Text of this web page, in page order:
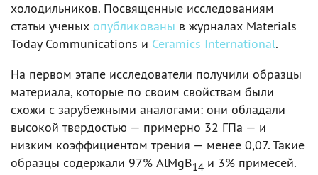
холодильников. Посвященные исследованиям
статьи ученых опубликованы в журналах Materials
Today Communications и Ceramics International.
На первом этапе исследователи получили образцы
материала, которые по своим свойствам были
схожи с зарубежными аналогами: они обладали
высокой твердостью — примерно 32 ГПа — и
низким коэффициентом трения — менее 0,07. Такие
образцы содержали 97% AlMgB14 и 3% примесей.